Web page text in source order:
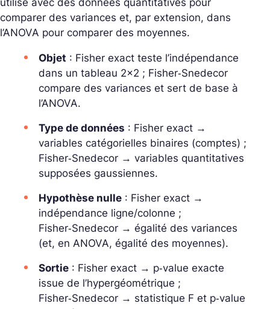
comparer des variances et, par extension, dans
l’ANOVA pour comparer des moyennes.
Objet : Fisher exact teste l’indépendance
dans un tableau 2×2 ; Fisher‑Snedecor
compare des variances et sert de base à
l’ANOVA.
Type de données : Fisher exact →
variables catégorielles binaires (comptes) ;
Fisher‑Snedecor → variables quantitatives
supposées gaussiennes.
Hypothèse nulle : Fisher exact →
indépendance ligne/colonne ;
Fisher‑Snedecor → égalité des variances
(et, en ANOVA, égalité des moyennes).
Sortie : Fisher exact → p‑value exacte
issue de l’hypergéométrique ;
Fisher‑Snedecor → statistique F et p‑value